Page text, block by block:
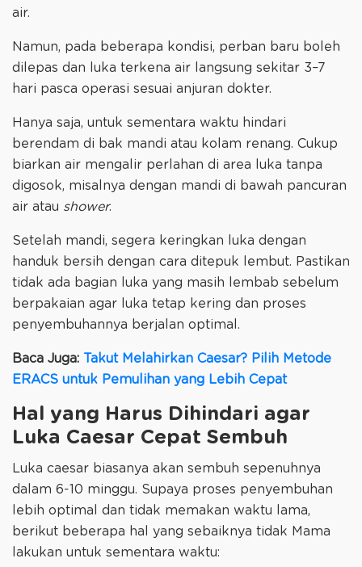
air.
Namun, pada beberapa kondisi, perban baru boleh
dilepas dan luka terkena air langsung sekitar 3–7
hari pasca operasi sesuai anjuran dokter.
Hanya saja, untuk sementara waktu hindari
berendam di bak mandi atau kolam renang. Cukup
biarkan air mengalir perlahan di area luka tanpa
digosok, misalnya dengan mandi di bawah pancuran
air atau shower.
Setelah mandi, segera keringkan luka dengan
handuk bersih dengan cara ditepuk lembut. Pastikan
tidak ada bagian luka yang masih lembab sebelum
berpakaian agar luka tetap kering dan proses
penyembuhannya berjalan optimal.
Baca Juga: Takut Melahirkan Caesar? Pilih Metode
ERACS untuk Pemulihan yang Lebih Cepat
Hal yang Harus Dihindari agar
Luka Caesar Cepat Sembuh
Luka caesar biasanya akan sembuh sepenuhnya
dalam 6-10 minggu. Supaya proses penyembuhan
lebih optimal dan tidak memakan waktu lama,
berikut beberapa hal yang sebaiknya tidak Mama
lakukan untuk sementara waktu: